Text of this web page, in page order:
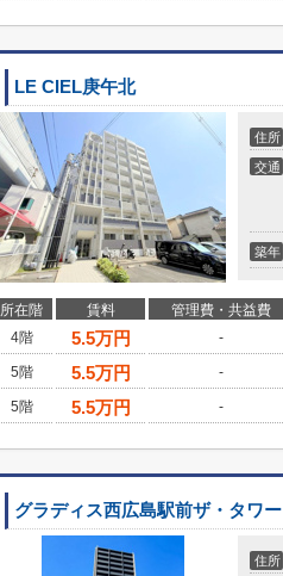
LE CIEL庚午北
住所
交通
築年
所在階 賃料 管理費・共益費
4階
5.5万円 -
5階
5.5万円 -
5階
5.5万円 -
グラディス西広島駅前ザ・タワー
住所